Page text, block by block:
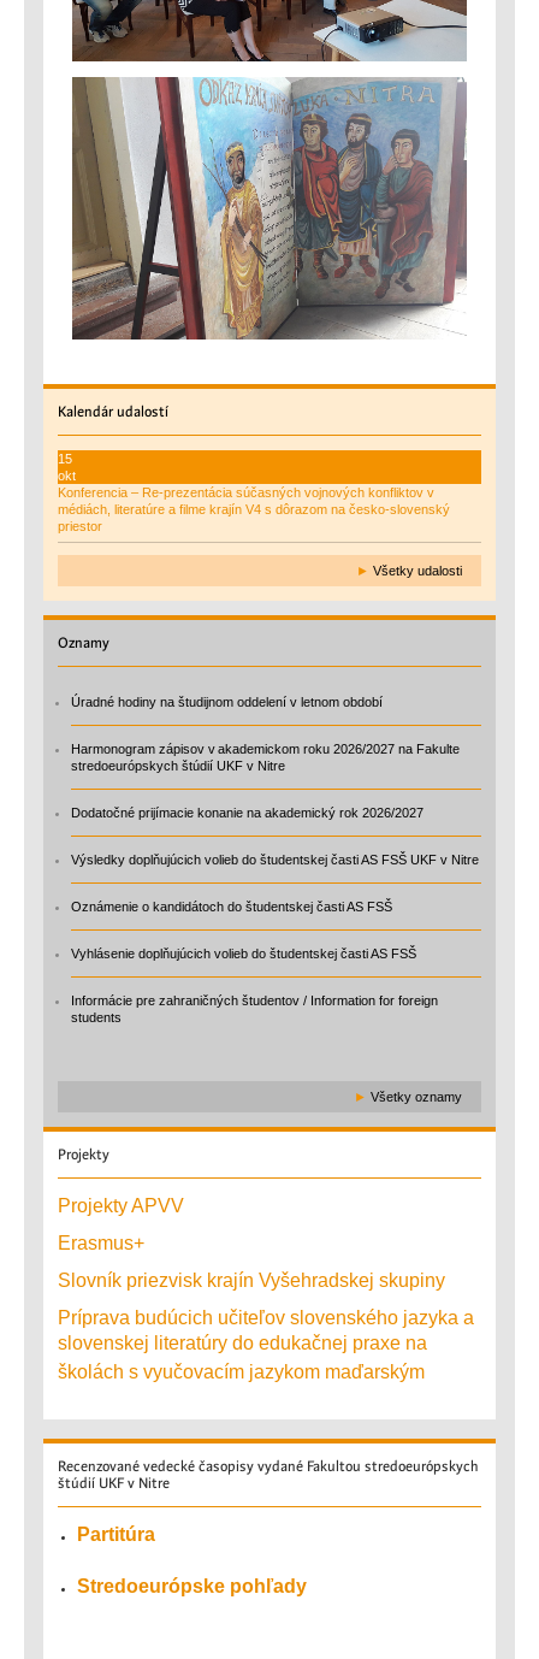
Kalendárudalostí
15
okt
Konferencia – Re-prezentácia súčasných vojnových konfliktov v
médiách, literatúre a filme krajín V4 s dôrazom na česko-slovenský
priestor
► Všetky udalosti
Oznamy
Úradné hodiny na študijnom oddelení v letnom období
Harmonogram zápisov v akademickom roku 2026/2027 na Fakulte
stredoeurópskych štúdií UKF v Nitre
Dodatočné prijímacie konanie na akademický rok 2026/2027
Výsledky doplňujúcich volieb do študentskej časti AS FSŠ UKF v Nitre
Oznámenie o kandidátoch do študentskej časti AS FSŠ
Vyhlásenie doplňujúcich volieb do študentskej časti AS FSŠ
Informácie pre zahraničných študentov / Information for foreign
students
► Všetky oznamy
Projekty
Projekty APVV
Erasmus+
Slovník priezvisk krajín Vyšehradskej skupiny
Príprava budúcich učiteľov slovenského jazyka a
slovenskej literatúry do edukačnej praxe na
školách s vyučovacím jazykom maďarským
Recenzované vedecké časopisy vydané Fakultou stredoeurópskych
štúdií UKF v Nitre
Partitúra
Stredoeurópske pohľady